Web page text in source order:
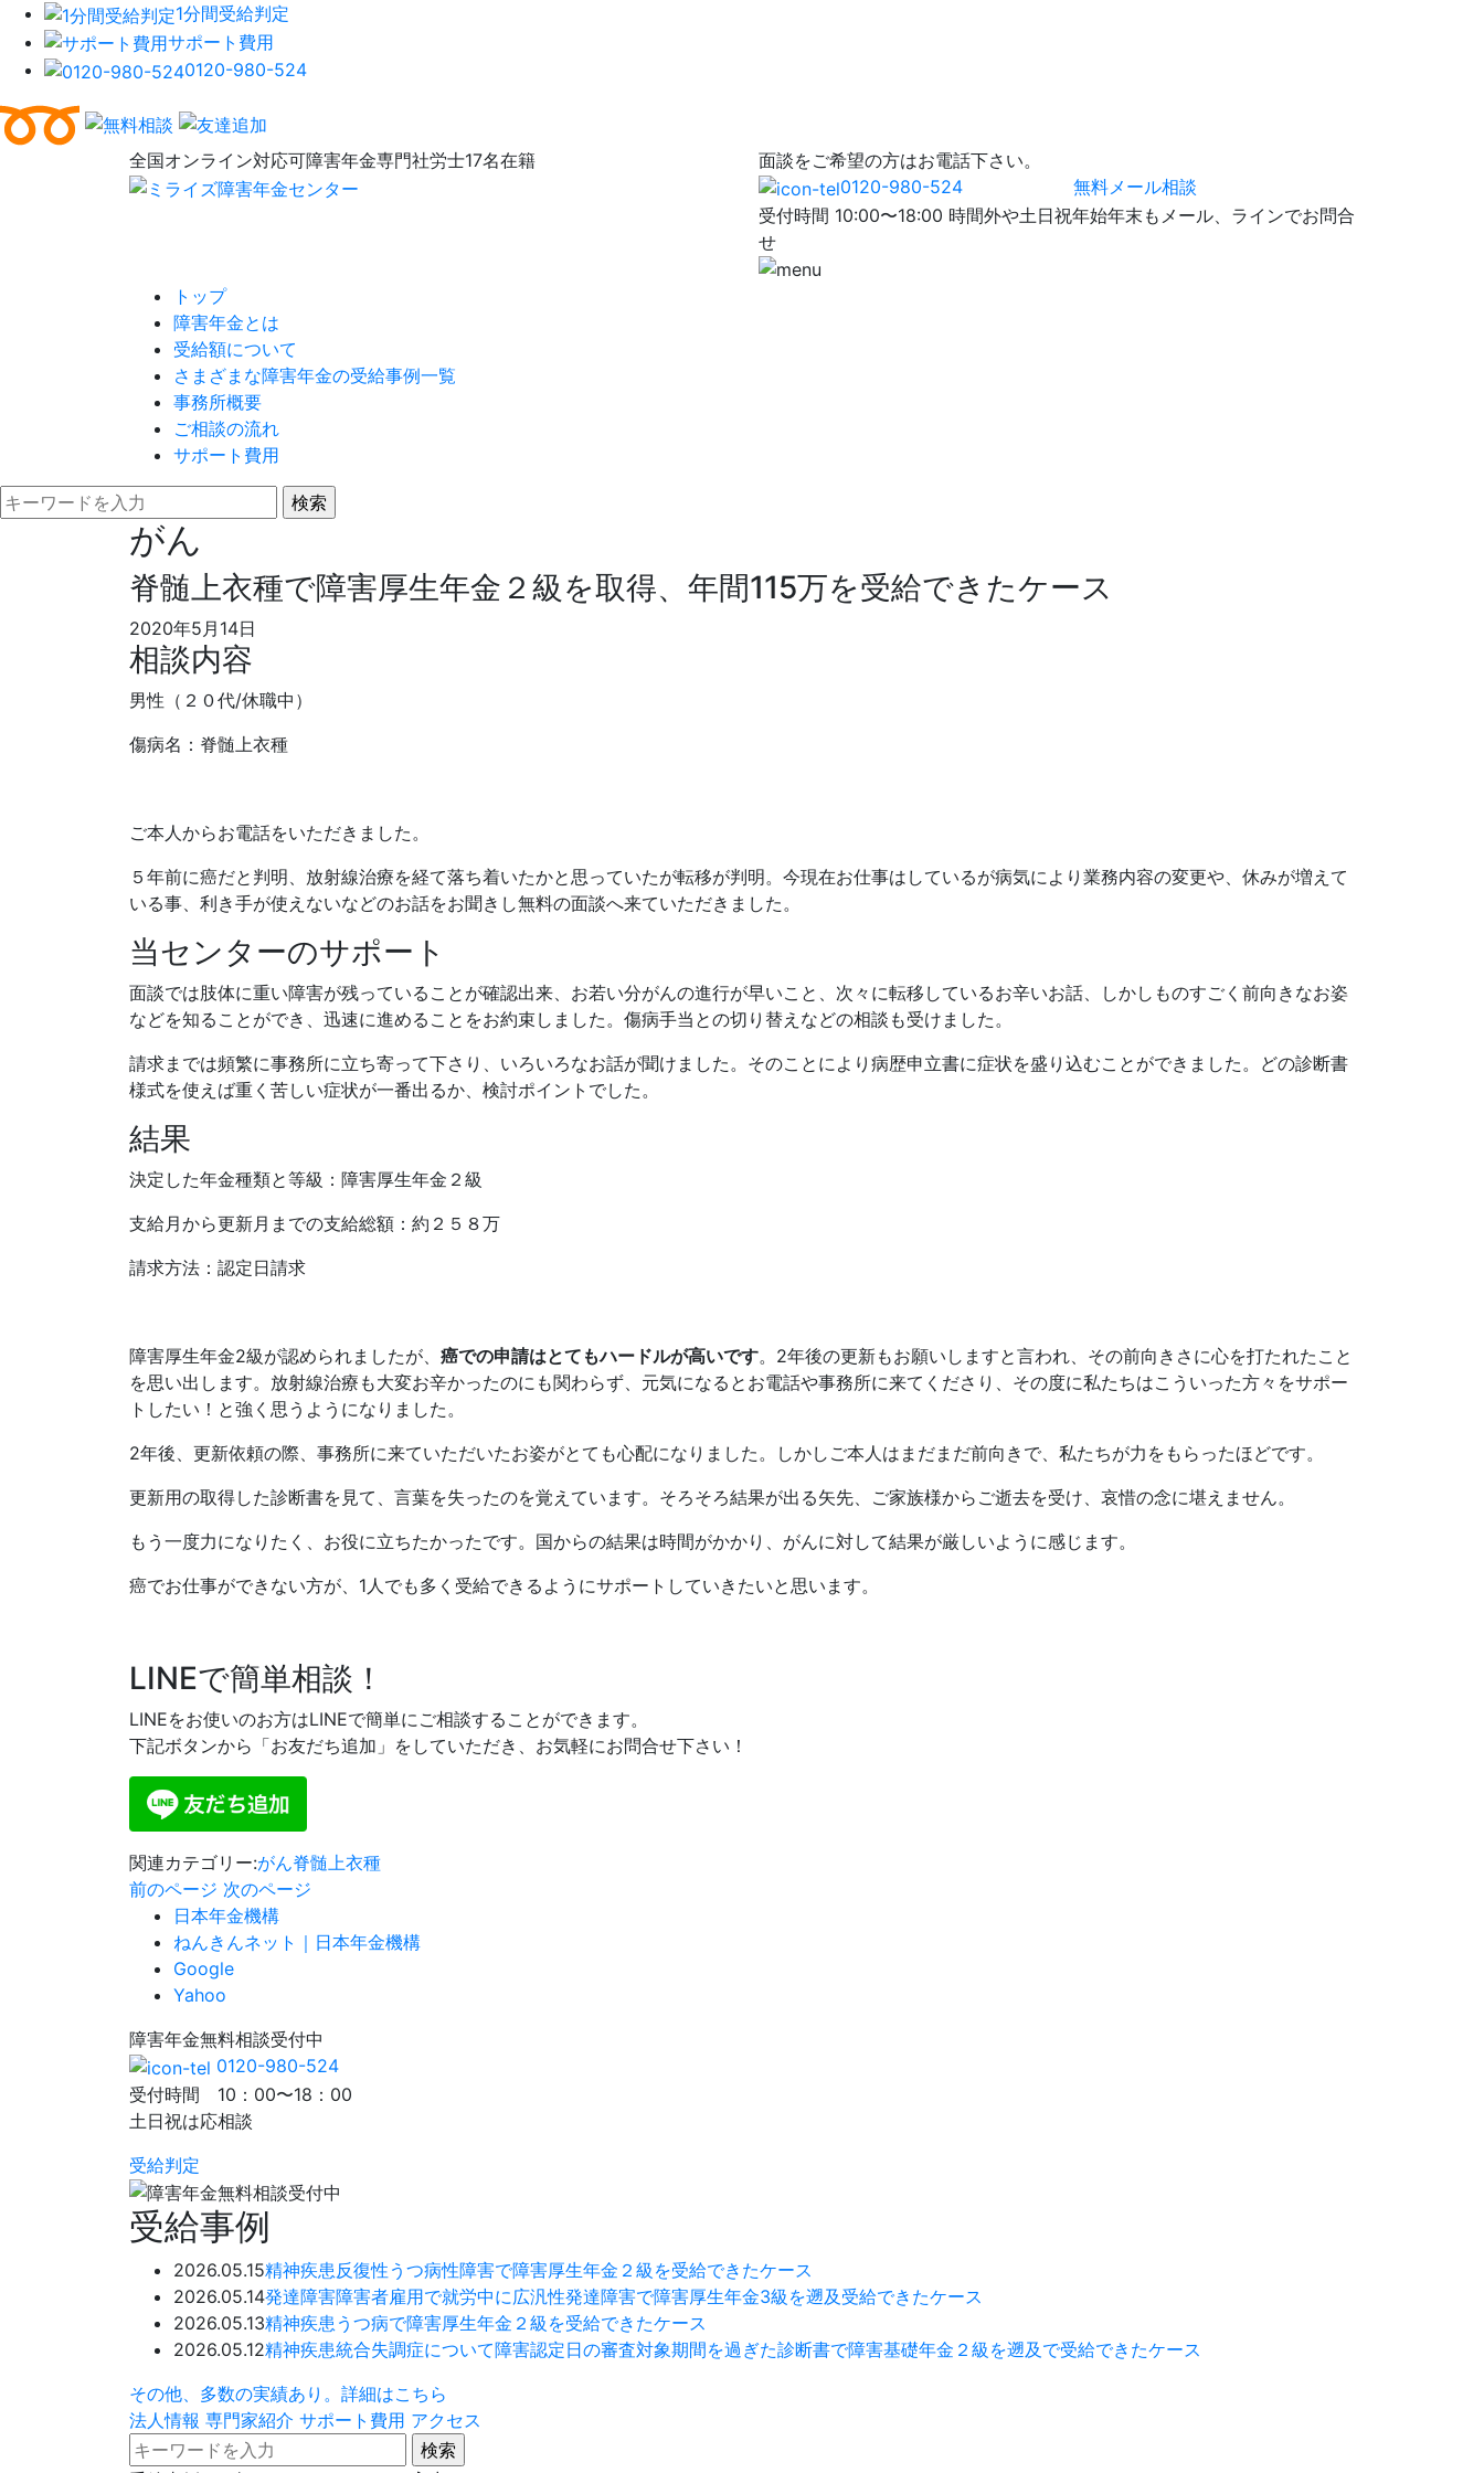
1分間受給判定
サポート費用
0120-980-524
全国オンライン対応可障害年金専門社労士17名在籍
面談をご希望の方はお電話下さい。
0120-980-524
無料メール相談
受付時間 10:00〜18:00 時間外や土日祝年始年末もメール、ラインでお問合
せ
トップ
障害年金とは
受給額について
さまざまな障害年金の受給事例一覧
事務所概要
ご相談の流れ
サポート費用
がん
脊髄上衣種で障害厚生年金２級を取得、年間115万を受給できたケース
2020年5月14日
相談内容
男性（２０代/休職中）
傷病名：脊髄上衣種
ご本人からお電話をいただきました。
５年前に癌だと判明、放射線治療を経て落ち着いたかと思っていたが転移が判明。今現在お仕事はしているが病気により業務内容の変更や、休みが増えて
いる事、利き手が使えないなどのお話をお聞きし無料の面談へ来ていただきました。
当センターのサポート
面談では肢体に重い障害が残っていることが確認出来、お若い分がんの進行が早いこと、次々に転移しているお辛いお話、しかしものすごく前向きなお姿
などを知ることができ、迅速に進めることをお約束しました。傷病手当との切り替えなどの相談も受けました。
請求までは頻繁に事務所に立ち寄って下さり、いろいろなお話が聞けました。そのことにより病歴申立書に症状を盛り込むことができました。どの診断書
様式を使えば重く苦しい症状が一番出るか、検討ポイントでした。
結果
決定した年金種類と等級：障害厚生年金２級
支給月から更新月までの支給総額：約２５８万
請求方法：認定日請求
障害厚生年金2級が認められましたが、 癌での申請はとてもハードルが高いです。2年後の更新もお願いしますと言われ、その前向きさに心を打たれたこと
を思い出します。放射線治療も大変お辛かったのにも関わらず、元気になるとお電話や事務所に来てくださり、その度に私たちはこういった方々をサポー
トしたい！と強く思うようになりました。
2年後、更新依頼の際、事務所に来ていただいたお姿がとても心配になりました。しかしご本人はまだまだ前向きで、私たちが力をもらったほどです。
更新用の取得した診断書を見て、言葉を失ったのを覚えています。そろそろ結果が出る矢先、ご家族様からご逝去を受け、哀惜の念に堪えません。
もう一度力になりたく、お役に立ちたかったです。国からの結果は時間がかかり、がんに対して結果が厳しいように感じます。
癌でお仕事ができない方が、1人でも多く受給できるようにサポートしていきたいと思います。
LINEで簡単相談！
LINEをお使いのお方はLINEで簡単にご相談することができます。
下記ボタンから「お友だち追加」をしていただき、お気軽にお問合せ下さい！
関連カテゴリー:がん脊髄上衣種
前のページ 次のページ
日本年金機構
ねんきんネット｜日本年金機構
Google
Yahoo
障害年金無料相談受付中
0120-980-524
受付時間 10：00〜18：00
土日祝は応相談
受給判定
受給事例
2026.05.15精神疾患反復性うつ病性障害で障害厚生年金２級を受給できたケース
2026.05.14発達障害障害者雇用で就労中に広汎性発達障害で障害厚生年金3級を遡及受給できたケース
2026.05.13精神疾患 うつ病で障害厚生年金２級を受給できたケース
2026.05.12精神疾患統合失調症について障害認定日の審査対象期間を過ぎた診断書で障害基礎年金２級を遡及で受給できたケース
その他、多数の実績あり。詳細はこちら
法人情報 専門家紹介 サポート費用 アクセス